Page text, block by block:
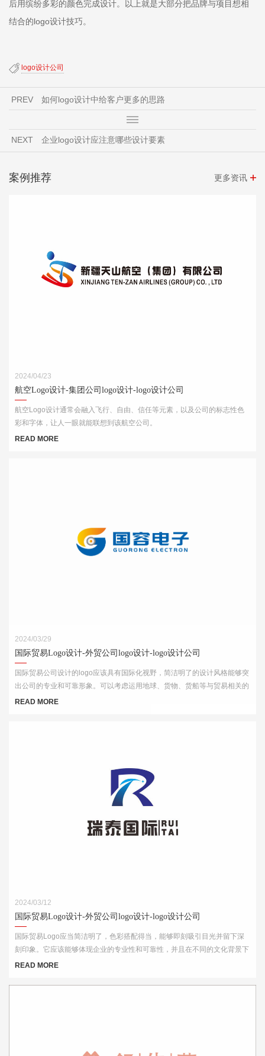
后用缤纷多彩的颜色完成设计。以上就是大部分把品牌与项目想相
结合的logo设计技巧。
​logo设计公司
PREV ​如何logo设计中给客户更多的思路
NEXT ​企业logo设计应注意哪些设计要素
案例推荐 更多资讯
2024/04/23
航空Logo设计-集团公司logo设计-logo设计公司
航空Logo设计通常会融入飞行、自由、信任等元素，以及公司的标志性色
彩和字体，让人一眼就能联想到该航空公司。
READ MORE
2024/03/29
国际贸易Logo设计-外贸公司logo设计-logo设计公司
国际贸易公司设计的logo应该具有国际化视野，简洁明了的设计风格能够突
出公司的专业和可靠形象。可以考虑运用地球、货物、货船等与贸易相关的
元素，结合简洁的字体和线条，突出公司的国际化特点。
READ MORE
2024/03/12
国际贸易Logo设计-外贸公司logo设计-logo设计公司
国际贸易Logo应当简洁明了，色彩搭配得当，能够即刻吸引目光并留下深
刻印象。它应该能够体现企业的专业性和可靠性，并且在不同的文化背景下
都能够被理解和接受。此外，Logo的设计还需考虑到其在各种媒介上的应
READ MORE